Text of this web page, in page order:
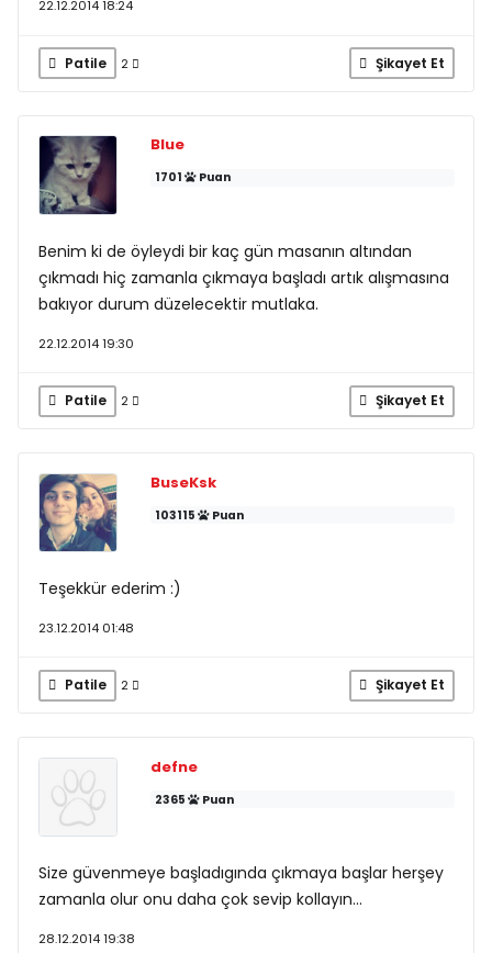
22.12.2014 18:24
Patile 2 Şikayet Et
Blue
1701 Puan
Benim ki de öyleydi bir kaç gün masanın altından
çıkmadı hiç zamanla çıkmaya başladı artık alışmasına
bakıyor durum düzelecektir mutlaka.
22.12.2014 19:30
Patile 2 Şikayet Et
BuseKsk
103115 Puan
Teşekkür ederim :)
23.12.2014 01:48
Patile 2 Şikayet Et
defne
2365 Puan
Size güvenmeye başladıgında çıkmaya başlar herşey
zamanla olur onu daha çok sevip kollayın...
28.12.2014 19:38